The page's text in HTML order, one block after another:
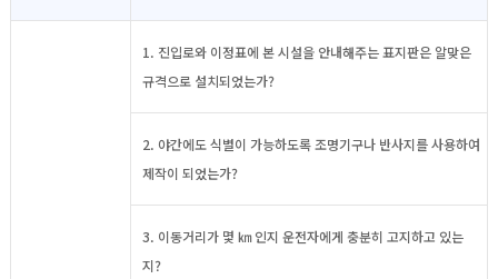
1. 진입로와 이정표에 본 시설을 안내해주는 표지판은 알맞은
규격으로 설치되었는가?
2. 야간에도 식별이 가능하도록 조명기구나 반사지를 사용하여
제작이 되었는가?
3. 이동거리가 몇 ㎞ 인지 운전자에게 충분히 고지하고 있는
지?